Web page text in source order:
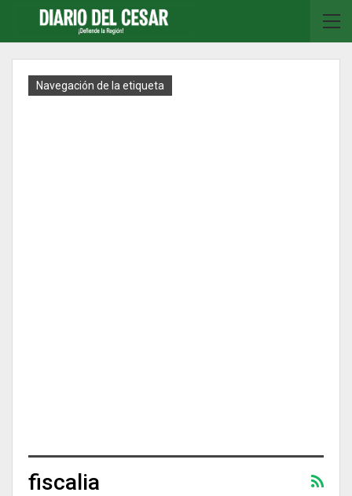
Navegación de la etiqueta
fiscalia